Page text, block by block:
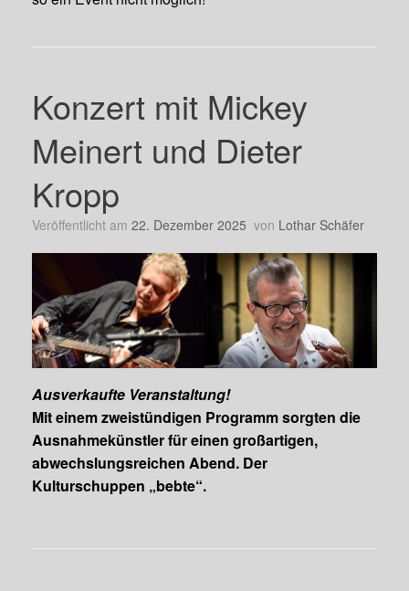
Konzert mit Mickey
Meinert und Dieter
Kropp
Veröffentlicht am 22. Dezember 2025 von Lothar Schäfer
Ausverkaufte Veranstaltung!
Mit einem zweistündigen Programm sorgten die
Ausnahmekünstler für einen großartigen,
abwechslungsreichen Abend. Der
Kulturschuppen „bebte“.